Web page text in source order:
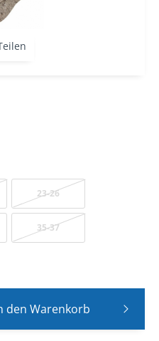
23-26
35-37
den Warenkorb